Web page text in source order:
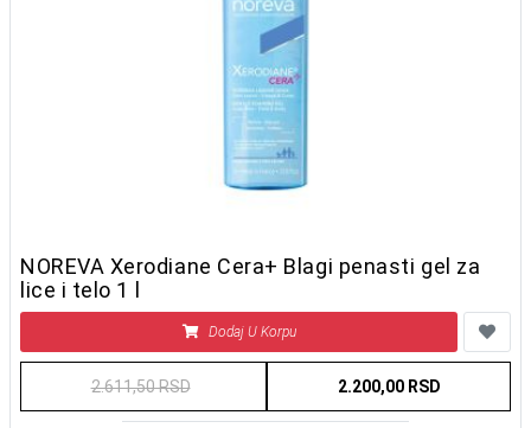
NOREVA Xerodiane Cera+ Blagi penasti gel za
lice i telo 1 l
Dodaj U Korpu
2.611,50 RSD 2.200,00 RSD